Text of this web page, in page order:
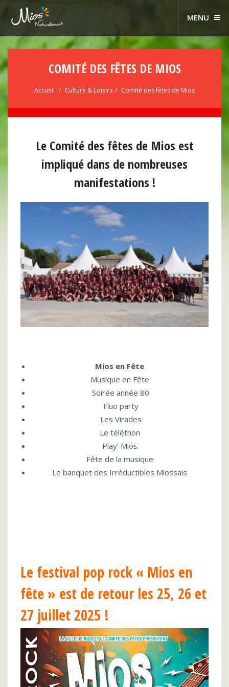
MENU
COMITÉ DES FÊTES DE MIOS
Accueil Culture & Loisirs Comité des fêtes de Mios
Le Comité des fêtes de Mios est
impliqué dans de nombreuses
manifestations !
Mios en Fête
Musique en Fête
Soirée année 80
Fluo party
Les Virades
Le téléthon
Play’ Mios
Fête de la musique
Le banquet des Irréductibles Miossais
Le festival pop rock « Mios en
fête » est de retour les 25, 26 et
27 juillet 2025 !